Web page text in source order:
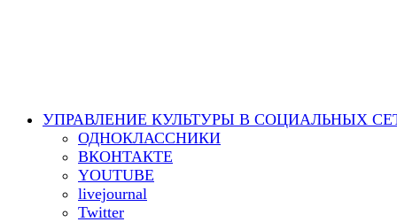
УПРАВЛЕНИЕ КУЛЬТУРЫ В СОЦИАЛЬНЫХ
ОДНОКЛАССНИКИ
ВКОНТАКТЕ
YOUTUBE
livejournal
Twitter